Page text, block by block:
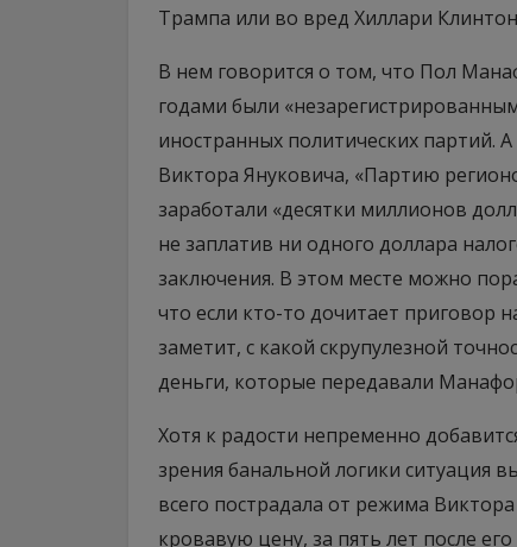
Трампа или во вред Хиллари
В нем говорится о том, что Пол
годами были
иностранных политических партий.
Виктора Януковича, «Партию
заработали «десятки миллионов
не заплатив ни одного доллара
заключения. В этом месте можно
что если кто-то дочитает приговор
заметит, с какой скрупулезной
деньги, которые передавали
Хотя к радости непременно
зрения банальной логики ситуация
всего пострадала от режима
кровавую цену, за пять лет после